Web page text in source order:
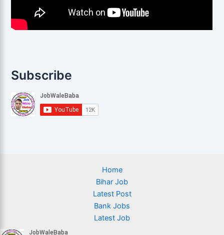
Subscribe
Home
Bihar Job
Latest Post
Bank Jobs
Latest Job